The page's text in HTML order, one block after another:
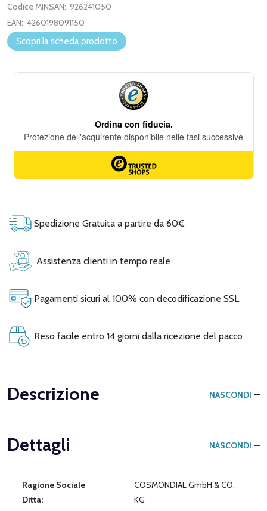
Codice MINSAN: 926241050
EAN: 4260198091150
Scopri la scheda prodotto
Spedizione Gratuita a partire da 60€
Assistenza clienti in tempo reale
Pagamenti sicuri al 100% con decodificazione SSL
Reso facile entro 14 giorni dalla ricezione del pacco
Descrizione NASCONDI
Dettagli NASCONDI
Ragione Sociale
Ditta:
COSMONDIAL GmbH & CO.
KG